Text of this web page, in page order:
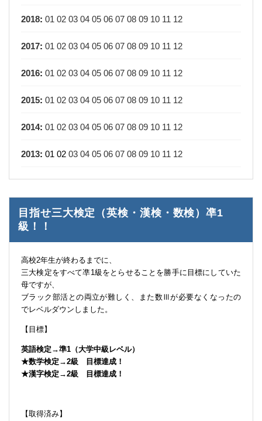
2018: 01 02 03 04 05 06 07 08 09 10 11 12
2017: 01 02 03 04 05 06 07 08 09 10 11 12
2016: 01 02 03 04 05 06 07 08 09 10 11 12
2015: 01 02 03 04 05 06 07 08 09 10 11 12
2014: 01 02 03 04 05 06 07 08 09 10 11 12
2013: 01 02 03 04 05 06 07 08 09 10 11 12
目指せ三大検定（英検・漢検・数検）凖1
級！！
高校2年生が終わるまでに、
三大検定をすべて凖1級をとらせることを勝手に目標にしていた
母ですが、
ブラック部活との両立が難しく、また数Ⅲが必要なくなったの
でレベルダウンしました。
【目標】
英語検定→準1（大学中級レベル）
★数学検定→2級 目標達成！
★漢字検定→2級 目標達成！
【取得済み】